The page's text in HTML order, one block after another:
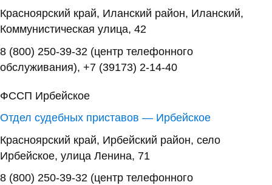
Красноярский край, Иланский район, Иланский,
Коммунистическая улица, 42
8 (800) 250-39-32 (центр телефонного
обслуживания), +7 (39173) 2-14-40
ФССП Ирбейское
Отдел судебных приставов — Ирбейское
Красноярский край, Ирбейский район, село
Ирбейское, улица Ленина, 71
8 (800) 250-39-32 (центр телефонного